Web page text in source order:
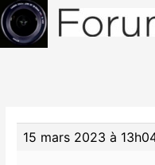
15 mars 2023 à